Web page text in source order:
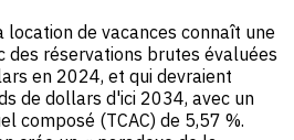
location de vacances connaît une
des réservations brutes évaluées
en 2024, et qui devraient
de dollars d'ici 2034, avec un
composé (TCAC) de 5,57 %.